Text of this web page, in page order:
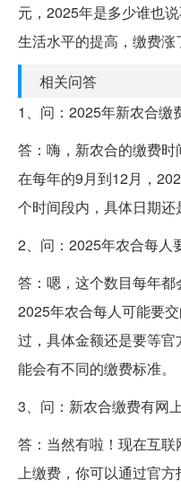
元，2025年是多少谁也
生活水平的提高，缴费涨
相关问答
1、问：2025年新农合缴
答：嗨，新农合的缴费
在每年的9月到12月，
个时间段内，具体日期还
2、问：2025年农合每人
答：嗯，这个数目每年都
2025年农合每人可能要
过，具体金额还是要等
能会有不同的缴费标准。
3、问：新农合缴费有网
答：当然有啦！现在互
上缴费，你可以通过官